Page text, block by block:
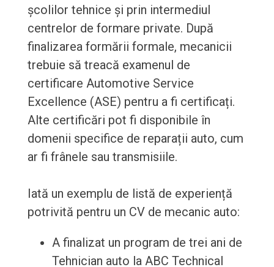
școlilor tehnice și prin intermediul
centrelor de formare private. După
finalizarea formării formale, mecanicii
trebuie să treacă examenul de
certificare Automotive Service
Excellence (ASE) pentru a fi certificați.
Alte certificări pot fi disponibile în
domenii specifice de reparații auto, cum
ar fi frânele sau transmisiile.
Iată un exemplu de listă de experiență
potrivită pentru un CV de mecanic auto:
A finalizat un program de trei ani de
Tehnician auto la ABC Technical